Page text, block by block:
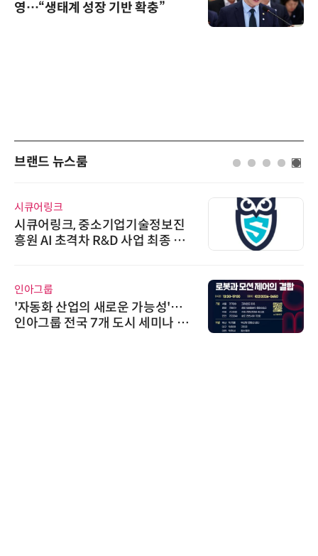
영…“생태계 성장 기반 확충”
브랜드 뉴스룸
시큐어링크
시큐어링크, 중소기업기술정보진
흥원 AI 초격차 R&D 사업 최종 선
인아그룹
'자동화 산업의 새로운 가능성'…
인아그룹 전국 7개 도시 세미나 페